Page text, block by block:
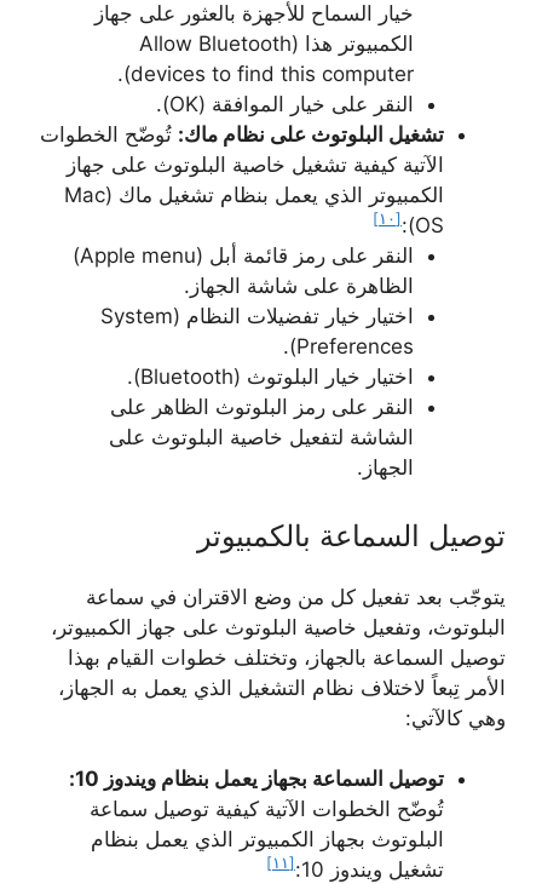
خيار السماح للأجهزة بالعثور على جهاز
الكمبيوتر هذا (Allow Bluetooth
devices to find this computer).
النقر على خيار الموافقة (OK).
تشغيل البلوتوث على نظام ماك: تُوضّح الخطوات
الآتية كيفية تشغيل خاصية البلوتوث على جهاز
الكمبيوتر الذي يعمل بنظام تشغيل ماك (Mac
OS):
[١٠]
النقر على رمز قائمة أبل (Apple menu)
الظاهرة على شاشة الجهاز.
اختيار خيار تفضيلات النظام (System
Preferences).
اختيار خيار البلوتوث (Bluetooth).
النقر على رمز البلوتوث الظاهر على
الشاشة لتفعيل خاصية البلوتوث على
الجهاز.
توصيل السماعة بالكمبيوتر
يتوجّب بعد تفعيل كل من وضع الاقتران في سماعة
البلوتوث، وتفعيل خاصية البلوتوث على جهاز الكمبيوتر،
توصيل السماعة بالجهاز، وتختلف خطوات القيام بهذا
الأمر تِبعاً لاختلاف نظام التشغيل الذي يعمل به الجهاز،
وهي كالآتي:
توصيل السماعة بجهاز يعمل بنظام ويندوز 10:
تُوضّح الخطوات الآتية كيفية توصيل سماعة
البلوتوث بجهاز الكمبيوتر الذي يعمل بنظام
تشغيل ويندوز 10:
[١١]